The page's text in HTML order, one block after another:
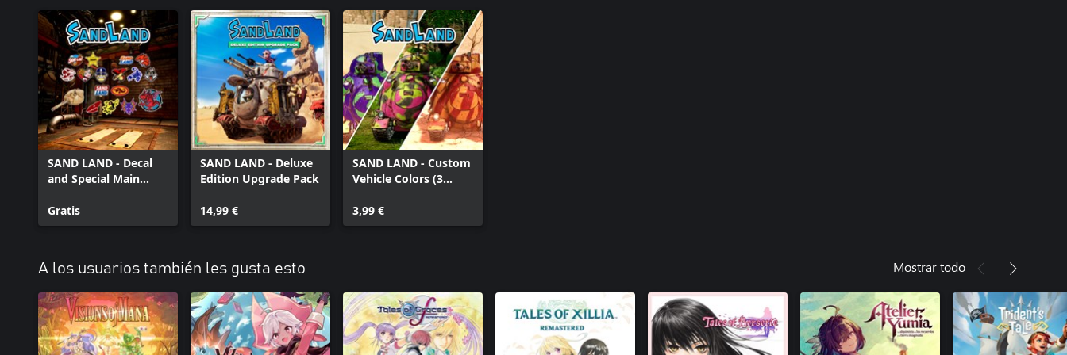
SAND LAND - Decal
and Special Main
Gratis
SAND LAND - Deluxe
Edition Upgrade Pack
14,99 €
SAND LAND - Custom
Vehicle Colors (3
3,99 €
A los usuarios también les gusta esto Mostrar todo